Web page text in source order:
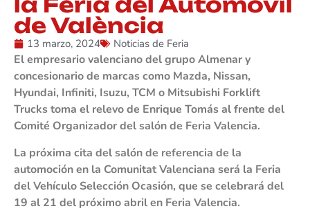
de València
13 marzo, 2024 Noticias de Feria
El empresario valenciano del grupo Almenar y
concesionario de marcas como Mazda, Nissan,
Hyundai, Infiniti, Isuzu, TCM o Mitsubishi Forklift
Trucks toma el relevo de Enrique Tomás al frente del
Comité Organizador del salón de Feria Valencia.
La próxima cita del salón de referencia de la
automoción en la Comunitat Valenciana será la Feria
del Vehículo Selección Ocasión, que se celebrará del
19 al 21 del próximo abril en Feria Valencia.